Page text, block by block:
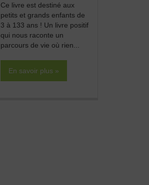
Ce livre est destiné aux
petits et grands enfants de
3 à 133 ans ! Un livre positif
qui nous raconte un
parcours de vie où rien...
En savoir plus »